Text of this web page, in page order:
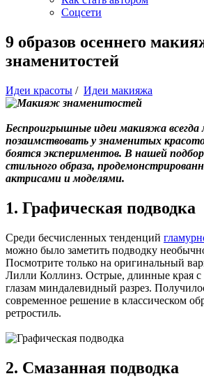
Соцсети
9 образов осеннего
знаменитостей
Идеи красоты / Идеи макияжа
Беспроигрышные идеи макияжа
позаимствовать у знаменитых
боятся экспериментов. В нашей
стильного образа,
актрисами и моделями.
1. Графическая подводка
Среди бесчисленных тенденций
можно было заметить подводку
Посмотрите только на оригинальный
Лилли Коллинз. Острые, длинные края
глазам миндалевидный разрез.
современное решение в классическом
ретростиль.
2. Смазанная подводка